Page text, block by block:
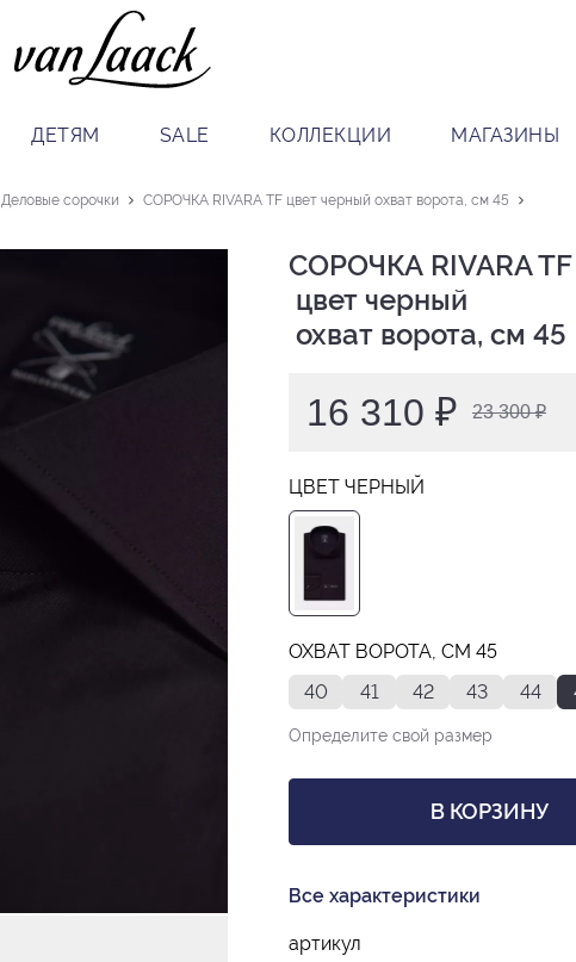
ДЕТЯМ SALE КОЛЛЕКЦИИ МАГАЗИНЫ
Деловые сорочки СОРОЧКА RIVARA TF цвет черный охват ворота, см 45
СОРОЧКА RIVARA TF
охват ворота, см 45
16 310 ₽ 23 300 ₽
ЦВЕТ ЧЕРНЫЙ
ОХВАТ ВОРОТА, СМ 45
40
41 42 43 44
Определите свой размер
В КОРЗИНУ
Все характеристики
артикул